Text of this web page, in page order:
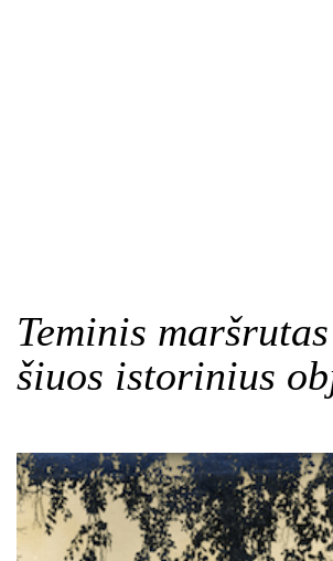
Teminis
šiuos istorinius